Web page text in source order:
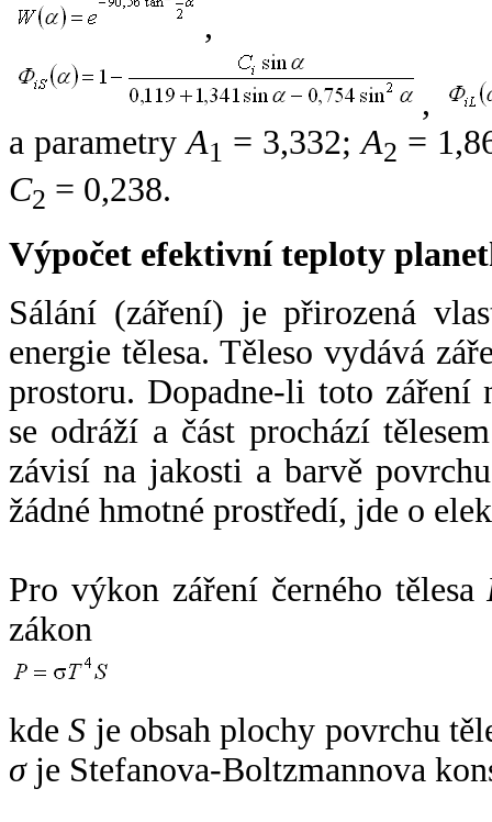
,
,
a parametryA1 = 3,332;A2 =
C2 = 0,238.
Výpočet efektivní teploty
Sálání (záření) je přirozená
energie tělesa. Těleso vydává
prostoru. Dopadne-li toto záření
se odráží a část prochází
závisí na jakosti a barvě
žádné hmotné prostředí, jde o
Pro výkon záření černého tělesa
zákon
kdeS je obsah plochy povrchu
σje Stefanova-Boltzmannova